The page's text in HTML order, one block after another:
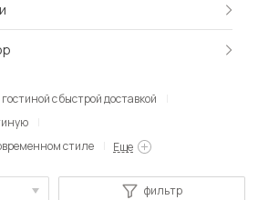
с быстрой доставкой
стиле
Еще
фильтр